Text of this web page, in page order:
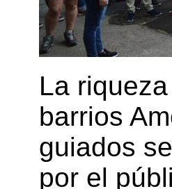
La
barrios
guiados
por el